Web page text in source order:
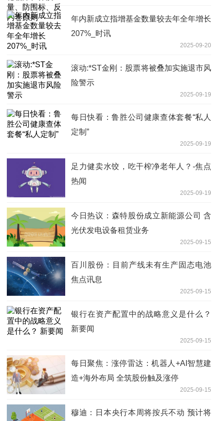
年内新成立指增基金数量较去年全年增长
207%_时讯
2025-09-20
滚动:*ST金刚：股票将被叠加实施退市风
险警示
2025-09-19
每日快看：鲁胜公司健康查体套餐“私人
定制”
2025-09-19
足力健卖水饺，吃干榨净老年人？-焦点
热闻
2025-09-19
今日热议：森特股份成立新能源公司 含
光伏发电设备租赁业务
2025-09-15
百川股份：目前产线未有生产固态电池
焦点讯息
2025-09-15
银行在资产配置中的战略意义是什么？
新要闻
2025-09-15
每日聚焦：涨停雷达：机器人+AI智慧建
造+海外布局 全筑股份触及涨停
2025-09-15
穆迪：日本央行本周将按兵不动 预计将